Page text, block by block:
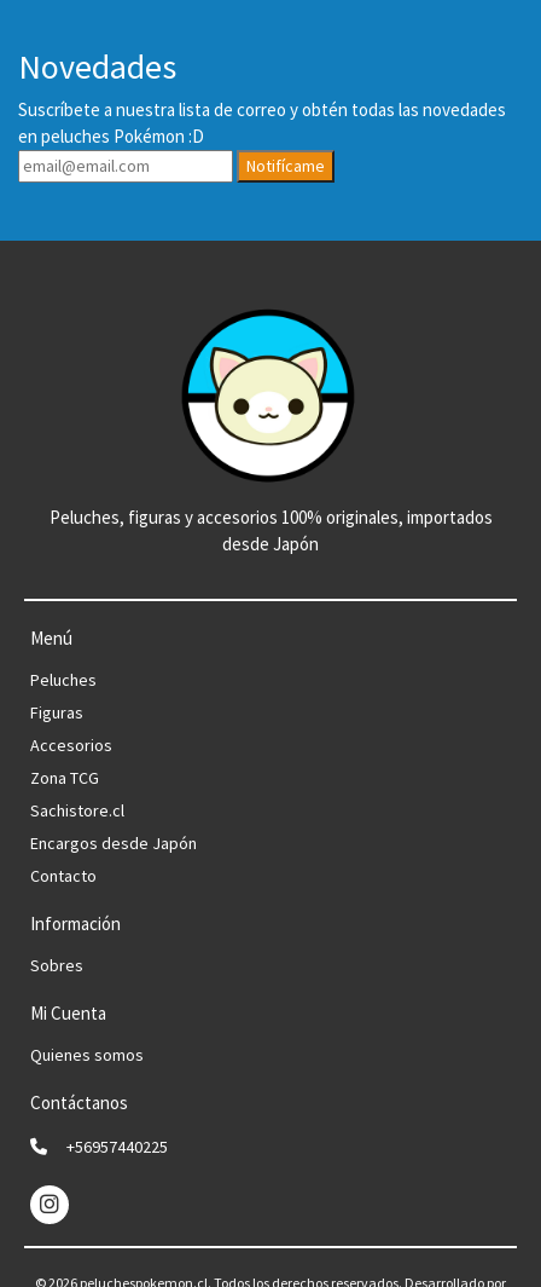
Novedades
Suscríbete a nuestra lista de correo y obtén todas las novedades
en peluches Pokémon :D
Notifícame
Peluches, figuras y accesorios 100% originales, importados
desde Japón
Menú
Peluches
Figuras
Accesorios
Zona TCG
Sachistore.cl
Encargos desde Japón
Contacto
Información
Sobres
Mi Cuenta
Quienes somos
Contáctanos
+56957440225
© 2026 peluchespokemon.cl. Todos los derechos reservados. Desarrollado por